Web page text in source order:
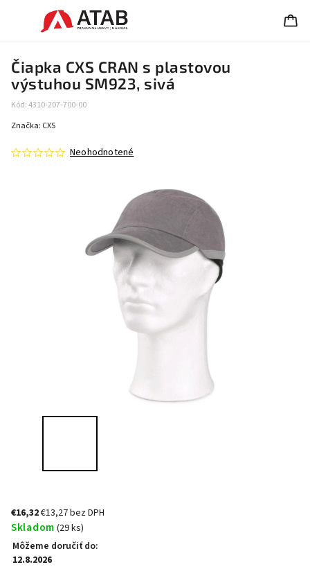
Čiapka CXS CRAN s plastovou
výstuhou SM923, sivá
Kód:4310-207-700-00
Neohodnotené
Značka: CXS
€16,32€13,27 bez DPH
Skladom (29 ks)
Môžeme doručiť do:
12.8.2026